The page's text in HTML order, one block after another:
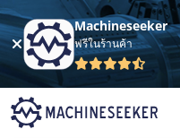
Machineseeker
ฟรีในร้านค้า